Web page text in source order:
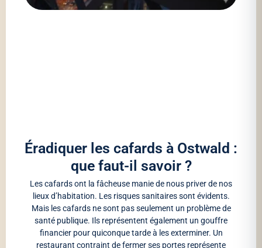
Éradiquer les cafards à Ostwald :
que faut-il savoir ?
Les cafards ont la fâcheuse manie de nous priver de nos
lieux d’habitation. Les risques sanitaires sont évidents.
Mais les cafards ne sont pas seulement un problème de
santé publique. Ils représentent également un gouffre
financier pour quiconque tarde à les exterminer. Un
restaurant contraint de fermer ses portes représente